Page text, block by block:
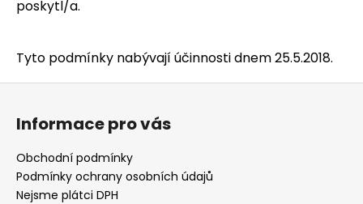
poskytl/a.
Tyto podmínky nabývají účinnosti dnem 25.5.2018.
Z
Informace pro vás
Obchodní podmínky
Podmínky ochrany osobních údajů
Nejsme plátci DPH